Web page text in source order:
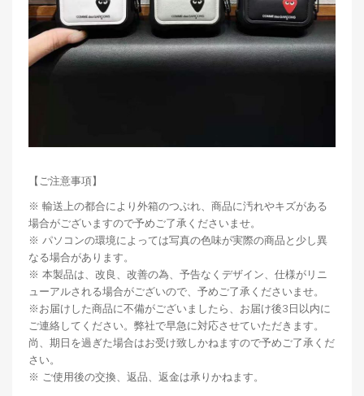
【ご注意事項】
※ 輸送上の都合により外箱のつぶれ、商品に汚れやキズがある
場合がございますので予めご了承くださいませ。
※ パソコンの環境によっては写真の色味が実際の商品と少し異
なる場合があります。
※ 本製品は、改良、改善の為、予告なくデザイン、仕様がリニ
ューアルされる場合がございので、予めご了承くださいませ。
※お届けした商品に不備がございましたら、お届け後3日以内に
ご連絡してください。弊社で早急に対応させていただきます。
尚、期日を過ぎた場合はお受け致しかねますので予めご了承くだ
さい。
※ ご使用後の交換、返品、返金は承りかねます。